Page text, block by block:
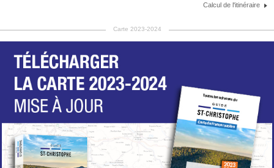
Calcul de l'itinéraire
Carte 2023-2024